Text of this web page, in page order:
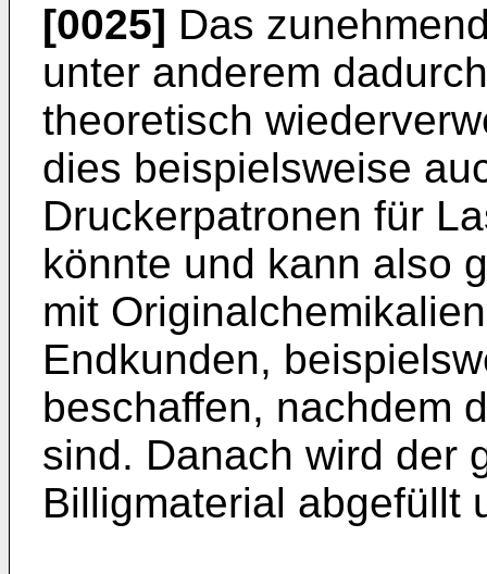
[0025] Das
unter anderem
theoretisch
dies beispielsweise
Druckerpatronen für
könnte und kann also
mit
Endkunden,
beschaffen, nachdem
sind. Danach wird der
Billigmaterial abgefüllt